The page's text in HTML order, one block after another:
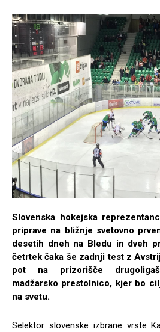
Slovenska hokejska
priprave na bližnje svetovno
desetih dneh na Bledu in dveh
četrtek čaka še zadnji test z
pot na prizorišče
madžarsko prestolnico, kjer bo
na svetu.
Selektor slovenske izbrane vrste